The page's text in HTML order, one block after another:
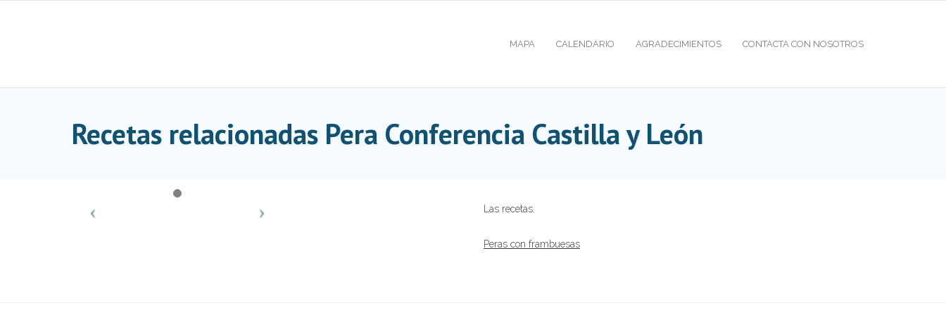
MAPA CALENDARIO AGRADECIMIENTOS CONTACTA CON NOSOTROS
Recetas relacionadas Pera Conferencia Castilla y León
Las recetas.
Peras con frambuesas